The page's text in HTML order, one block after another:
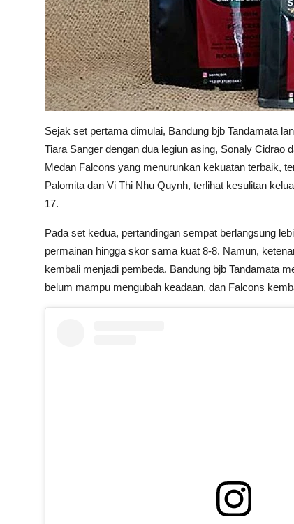
Sejak set pertama dimulai, Bandung bjb Tandamata
Tiara Sanger dengan dua legiun asing, Sonaly Cidrao
Medan Falcons yang menurunkan kekuatan terbaik,
Palomita dan Vi Thi Nhu Quynh, terlihat kesulitan
17.
Pada set kedua, pertandingan sempat berlangsung
permainan hingga skor sama kuat 8-8. Namun,
kembali menjadi pembeda. Bandung bjb Tandamata
belum mampu mengubah keadaan, dan Falcons